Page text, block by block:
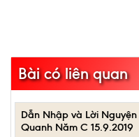
Bài có liên quan
Dẫn Nhập và Lời
Quanh Năm C 15.9.2019